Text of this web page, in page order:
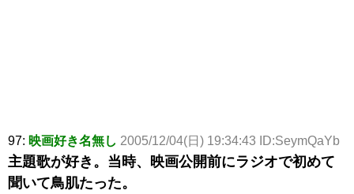
97: 映画好き名無し 2005/12/04(日) 19:34:43 ID:SeymQaYb
主題歌が好き。当時、映画公開前にラジオで初めて
聞いて鳥肌たった。